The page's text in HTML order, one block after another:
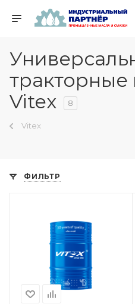
тракторные
Vitex
8
Vitex
ФИЛЬТР